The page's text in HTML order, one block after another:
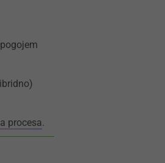
procesa.